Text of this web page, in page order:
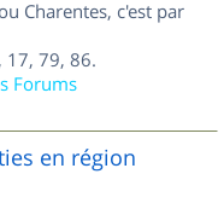
Charentes, c'est par
17, 79, 86.
Forums
en région